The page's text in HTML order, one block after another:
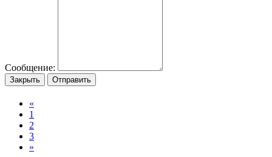
Сообщение:
Закрыть Отправить
«
1
2
3
»